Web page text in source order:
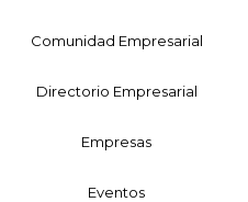
Comunidad Empresarial
Directorio Empresarial
Empresas
Eventos